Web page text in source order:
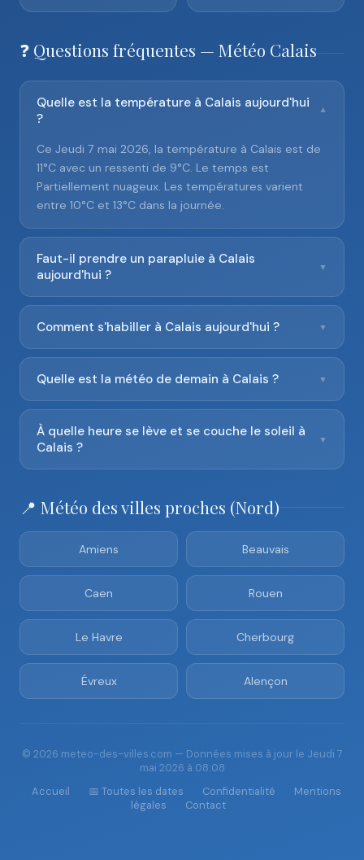
❓ Questions fréquentes — Météo Calais
Quelle est la température à Calais aujourd'hui
?
▼
Ce Jeudi 7 mai 2026, la température à Calais est de
11°C avec un ressenti de 9°C. Le temps est
Partiellement nuageux. Les températures varient
entre 10°C et 13°C dans la journée.
Faut-il prendre un parapluie à Calais
aujourd'hui ?
▼
Comment s'habiller à Calais aujourd'hui ? ▼
Quelle est la météo de demain à Calais ? ▼
À quelle heure se lève et se couche le soleil à
Calais ?
▼
📍 Météo des villes proches (Nord)
Amiens Beauvais
Caen Rouen
Le Havre Cherbourg
Évreux Alençon
© 2026 meteo-des-villes.com — Données mises à jour le Jeudi 7
mai 2026 à 08:08
Accueil
📅 Toutes les dates Confidentialité
Mentions
légales
Contact